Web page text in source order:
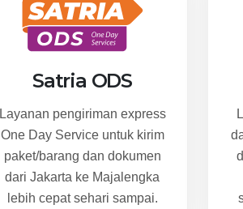
Satria ODS
Layanan pengiriman express
One Day Service untuk kirim
paket/barang dan dokumen
dari Jakarta ke Majalengka
lebih cepat sehari sampai.